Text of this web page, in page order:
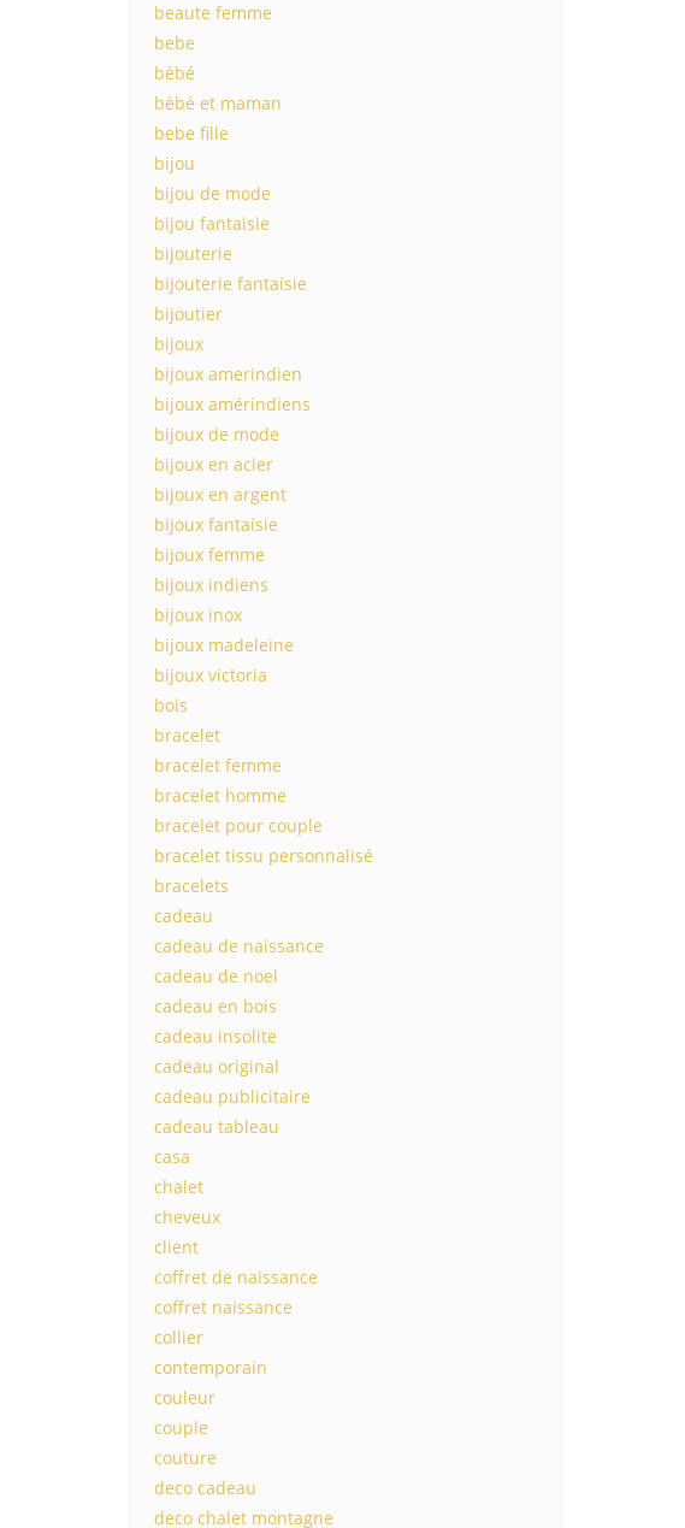
beaute femme
bebe
bébé
bébé et maman
bebe fille
bijou
bijou de mode
bijou fantaisie
bijouterie
bijouterie fantaisie
bijoutier
bijoux
bijoux amerindien
bijoux amérindiens
bijoux de mode
bijoux en acier
bijoux en argent
bijoux fantaisie
bijoux femme
bijoux indiens
bijoux inox
bijoux madeleine
bijoux victoria
bois
bracelet
bracelet femme
bracelet homme
bracelet pour couple
bracelet tissu personnalisé
bracelets
cadeau
cadeau de naissance
cadeau de noel
cadeau en bois
cadeau insolite
cadeau original
cadeau publicitaire
cadeau tableau
casa
chalet
cheveux
client
coffret de naissance
coffret naissance
collier
contemporain
couleur
couple
couture
deco cadeau
deco chalet montagne